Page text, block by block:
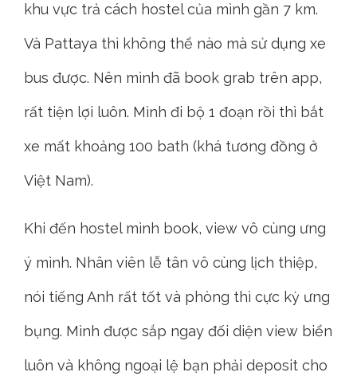
khu vực trả cách hostel của mình gần 7 km.
Và Pattaya thì không thể nào mà sử dụng xe
bus được. Nên mình đã book grab trên app,
rất tiện lợi luôn. Mình đi bộ 1 đoạn rồi thì bắt
xe mất khoảng 100 bath (khá tương đồng ở
Việt Nam).
Khi đến hostel mình book, view vô cùng ưng
ý mình. Nhân viên lễ tân vô cùng lịch thiệp,
nói tiếng Anh rất tốt và phòng thì cực kỳ ưng
bụng. Mình được sắp ngay đối diện view biển
luôn và không ngoại lệ bạn phải deposit cho